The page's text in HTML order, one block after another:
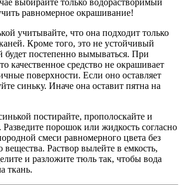
выбирайте только водорастворимый
равномерное окрашивание!
учитывайте, что она подходит только
Кроме того, это не устойчивый
будет постепенно вымываться. При
качественное средство не окрашивает
поверхности. Если оно оставляет
синьку. Иначе она оставит пятна на
постирайте, прополоскайте и
порошок или жидкость согласно
смеси равномерного цвета без
вещества. Раствор вылейте в емкость,
и разложите тюль так, чтобы вода
ткань.